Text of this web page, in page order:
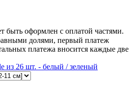
быть оформлен с оплатой частями.
долями, первый платеж
платежа вносится каждые две
из 26 шт. - белый / зеленый